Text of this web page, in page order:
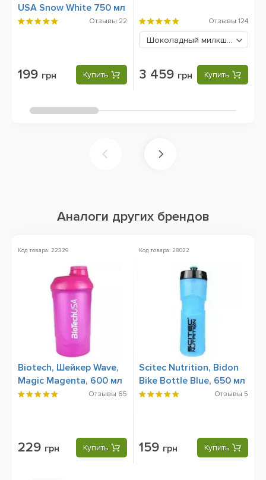
USA Snow White 750 мл
Отзывы 22
199 грн Купить
Отзывы 124
Шоколадный милкшейк
3 459 грн Купить
Аналоги других брендов
Код товара: 22329
Biotech, Шейкер Wave,
Magic Magenta, 600 мл
Отзывы 65
229 грн Купить
Код товара: 28022
Scitec Nutrition, Bidon
Bike Bottle Blue, 650 мл
Отзывы 5
159 грн Купить